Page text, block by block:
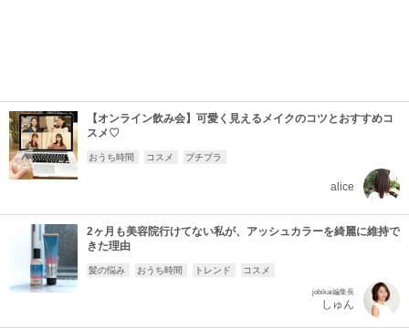
【オンライン飲み会】可愛く見えるメイクのコツとおすすめコ
スメ♡
おうち時間 コスメ プチプラ
alice
2ヶ月も美容院行けてない私が、アッシュカラーを綺麗に維持で
きた理由
髪の悩み おうち時間 トレンド コスメ
jobikai編集長
しゅん